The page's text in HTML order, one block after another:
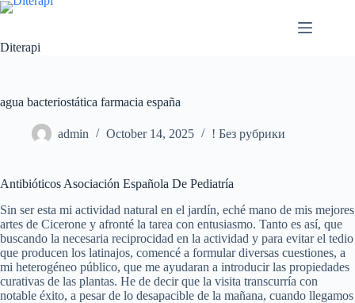
Diterapi
agua bacteriostática farmacia españa
admin October 14, 2025 ! Без рубрики
Antibióticos Asociación Española De Pediatría
Sin ser esta mi actividad natural en el jardín, eché mano de mis mejores
artes de Cicerone y afronté la tarea con entusiasmo. Tanto es así, que
buscando la necesaria reciprocidad en la actividad y para evitar el tedio
que producen los latinajos, comencé a formular diversas cuestiones, a
mi heterogéneo público, que me ayudaran a introducir las propiedades
curativas de las plantas. He de decir que la visita transcurría con
notable éxito, a pesar de lo desapacible de la mañana, cuando llegamos